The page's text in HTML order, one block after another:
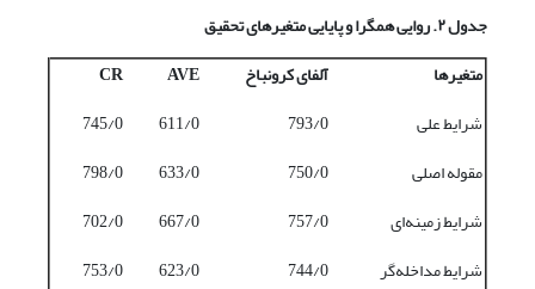
جدول ۲. روایی همگرا و پایایی متغیرهای تحقیق
متغیرها
آلفای کرونباخ AVE
CR
شرایط علی
793/0
611/0
745/0
مقوله اصلی
750/0
633/0
798/0
شرایط زمینه‌ای
757/0
667/0
702/0
شرایط مداخله‌گر
744/0
623/0
753/0